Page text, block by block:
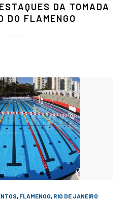
DA TOMADA
DO FLAMENGO
, FLAMENGO, RIO DE JANEIRO